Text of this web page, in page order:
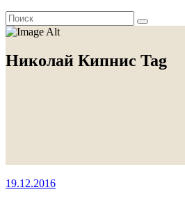
Николай Кипнис Tag
19.12.2016